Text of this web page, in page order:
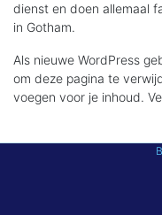
dienst en doen allemaal
in Gotham.
Als nieuwe WordPress
om deze pagina te
voegen voor je inhoud.